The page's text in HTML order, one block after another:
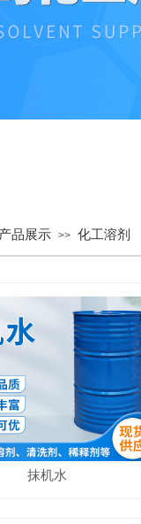
品展示 >> 化工溶剂
抹机水